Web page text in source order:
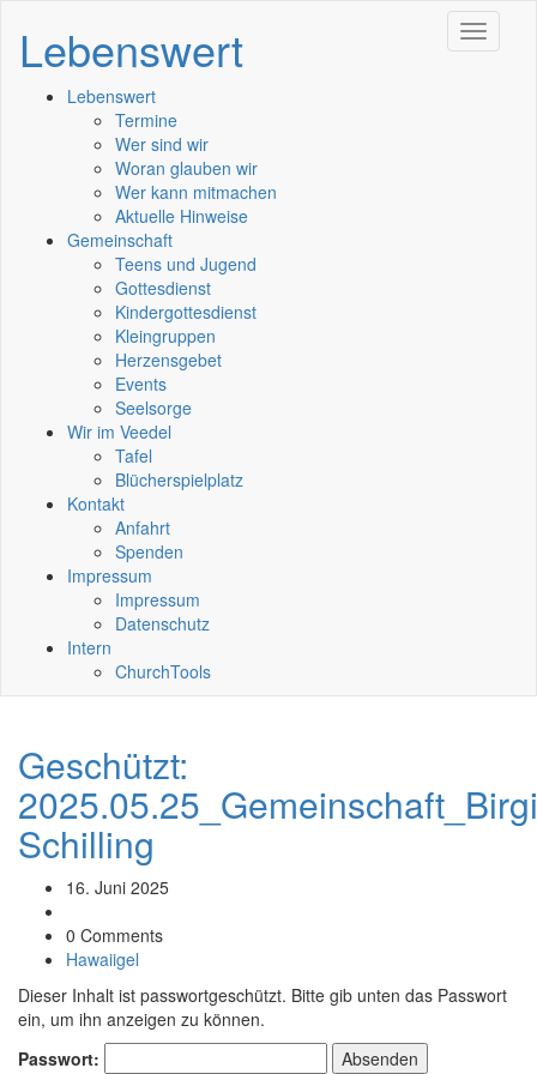
Toggle
Lebenswert
Lebenswert
Termine
Wer sind wir
Woran glauben wir
Wer kann mitmachen
Aktuelle Hinweise
Gemeinschaft
Teens und Jugend
Gottesdienst
Kindergottesdienst
Kleingruppen
Herzensgebet
Events
Seelsorge
Wir im Veedel
Tafel
Blücherspielplatz
Kontakt
Anfahrt
Spenden
Impressum
Impressum
Datenschutz
Intern
ChurchTools
Geschützt:
Schilling
16. Juni 2025
0 Comments
Hawaiigel
Dieser Inhalt ist passwortgeschützt. Bitte gib unten das Passwort
ein, um ihn anzeigen zu können.
Passwort: